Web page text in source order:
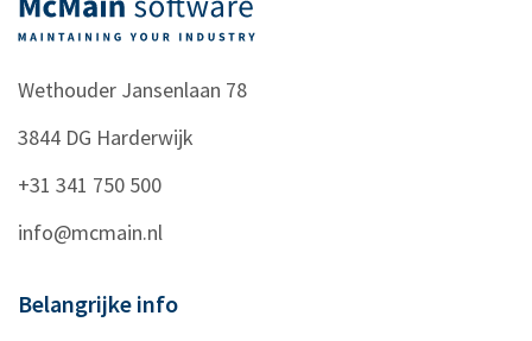
Wethouder Jansenlaan 78
3844 DG Harderwijk
+31 341 750 500
info@mcmain.nl
Belangrijke info